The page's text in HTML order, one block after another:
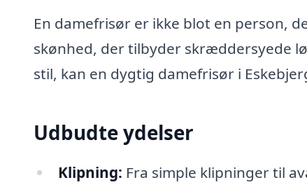
En damefrisør er ikke blot en person,
skønhed, der tilbyder skræddersyede
stil, kan en dygtig damefrisør i
Udbudte ydelser
Klipning: Fra simple klipninger til